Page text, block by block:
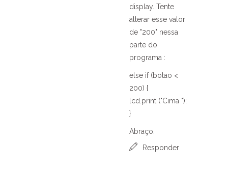
display. Tente
alterar esse valor
de "200" nessa
parte do
programa :
else if (botao <
200) {
lcd.print ("Cima ");
}
Abraço.
Responder